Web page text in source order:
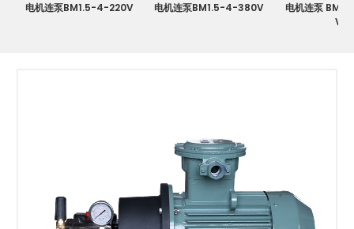
电机连泵BM1.5-4-220V 电机连泵BM1.5-4-380V
电机连泵
V